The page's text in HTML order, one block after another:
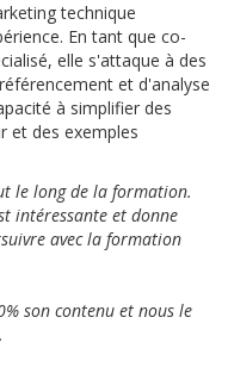
technique
En tant que co-
elle s'attaque à des
et d'analyse
à simplifier des
et des exemples
le long de la formation.
intéressante et donne
avec la formation
son contenu et nous le